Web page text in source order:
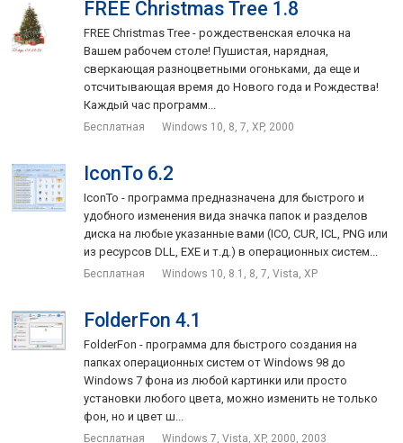
FREE Christmas Tree 1.8
FREE Christmas Tree - рождественская елочка на
Вашем рабочем столе! Пушистая, нарядная,
сверкающая разноцветными огоньками, да еще и
отсчитывающая время до Нового года и Рождества!
Каждый час программ...
Бесплатная Windows 10, 8, 7, XP, 2000
IconTo 6.2
IconTo - программа предназначена для быстрого и
удобного изменения вида значка папок и разделов
диска на любые указанные вами (ICO, CUR, ICL, PNG или
из ресурсов DLL, EXE и т.д.) в операционных систем...
Бесплатная Windows 10, 8.1, 8, 7, Vista, XP
FolderFon 4.1
FolderFon - программа для быстрого создания на
папках операционных систем от Windows 98 до
Windows 7 фона из любой картинки или просто
установки любого цвета, можно изменить не только
фон, но и цвет ш...
Бесплатная Windows 7, Vista, XP, 2000, 2003